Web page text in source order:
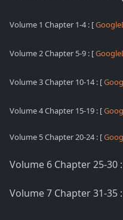
Volume 1 Chapter 1-4: [
Volume 2 Chapter 5-9 : [
Volume 3 Chapter 10-14: [
Volume 4 Chapter 15-19 : [
Volume 5 Chapter 20-24 : [
Volume 6 Chapter 25-30
Volume 7 Chapter 31-35